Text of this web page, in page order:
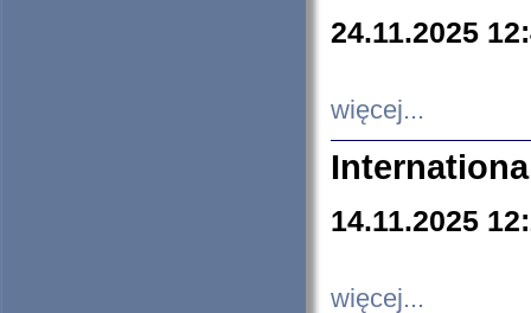
24.11.2025
więcej...
14.11.2025
więcej...